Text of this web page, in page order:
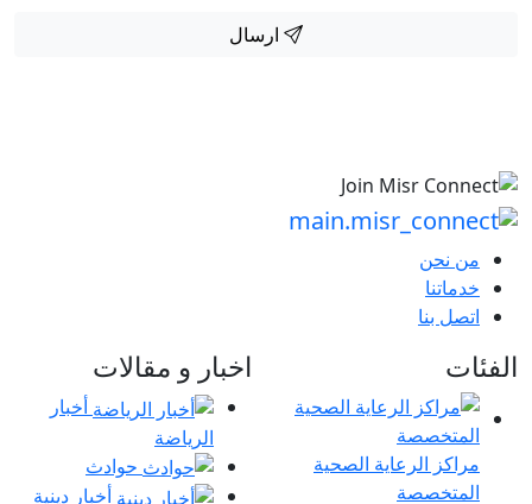
ارسال
من نحن
خدماتنا
اتصل بنا
الفئات
مراكز الرعاية الصحية
المتخصصة
اخبار و مقالات
أخبار
الرياضة
حوادث
أخبار دينية